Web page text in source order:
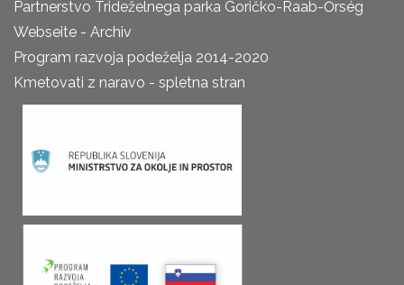
Partnerstvo Trideželnega parka Goričko-Raab-Őrség
Webseite - Archiv
Program razvoja podeželja 2014-2020
Kmetovati z naravo - spletna stran